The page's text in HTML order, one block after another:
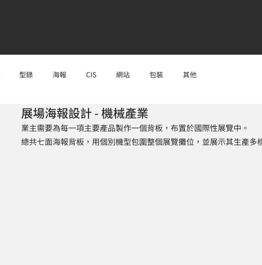
型錄 海報 CIS 網站 包裝 其他
展場海報設計 - 機械產業
業主需要為每一項主要產品製作一個背板，布置於國際性展覽中。
總共七面海報背板，用個別機型包圍整個展覽攤位，並展示其生產多